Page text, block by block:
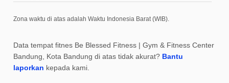
Zona waktu di atas adalah Waktu Indonesia Barat (WIB).
Data tempat fitnes Be Blessed Fitness | Gym & Fitness Center
Bandung, Kota Bandung di atas tidak akurat? Bantu
laporkan kepada kami.